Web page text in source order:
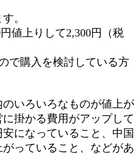
。
値上りして2,300円（税
で購入を検討している方
いろいろなものが値上が
掛かる費用がアップして
になっていること、中国
っていること、などがあ